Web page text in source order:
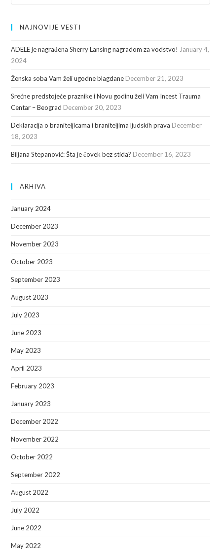
NAJNOVIJE VESTI
ADELE je nagrađena Sherry Lansing nagradom za vodstvo! January 4,
2024
Ženska soba Vam želi ugodne blagdane December 21, 2023
Srećne predstojeće praznike i Novu godinu želi Vam Incest Trauma
Centar – Beograd December 20, 2023
Deklaracija o braniteljicama i braniteljima ljudskih prava December
18, 2023
Biljana Stepanović: Šta je čovek bez stida? December 16, 2023
ARHIVA
January 2024
December 2023
November 2023
October 2023
September 2023
August 2023
July 2023
June 2023
May 2023
April 2023
February 2023
January 2023
December 2022
November 2022
October 2022
September 2022
August 2022
July 2022
June 2022
May 2022